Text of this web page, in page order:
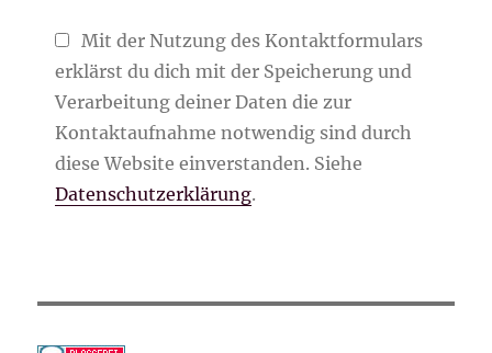
Mit der Nutzung des Kontaktformulars
erklärst du dich mit der Speicherung und
Verarbeitung deiner Daten die zur
Kontaktaufnahme notwendig sind durch
diese Website einverstanden. Siehe
Datenschutzerklärung.